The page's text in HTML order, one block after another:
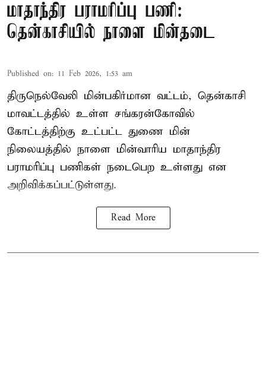
மாதாந்திர பராமரிப்பு பணி:
தென்காசியில் நாளை மின்தடை
Published on: 11 Feb 2026, 1:53 am
திருநெல்வேலி மின்பகிர்மான வட்டம், தென்காசி
மாவட்டத்தில் உள்ள சங்கரன்கோவில்
கோட்டத்திற்கு உட்பட்ட துணை மின்
நிலையத்தில் நாளை மின்வாரிய மாதாந்திர
பராமரிப்பு பணிகள் நடைபெற உள்ளது என
அறிவிக்கப்பட்டுள்ளது.
Read More